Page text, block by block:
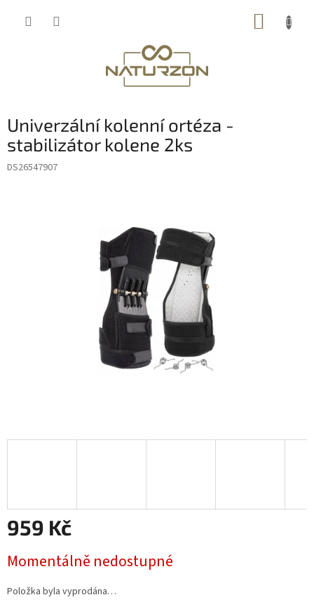
Univerzální kolenní ortéza -
stabilizátor kolene 2ks
DS26547907
959 Kč
cena:
Momentálně nedostupné
Položka byla vyprodána…